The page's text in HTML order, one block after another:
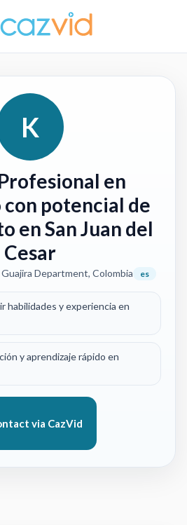
K
en
potencial de
en San Juan del
Cesar
Guajira Department, Colombia es
habilidades y experiencia en
y aprendizaje rápido en
via CazVid